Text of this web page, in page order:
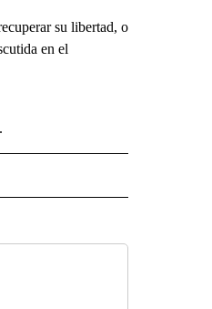
su libertad, o
en el
NEW PAGES ON "CNN - SPANISH".